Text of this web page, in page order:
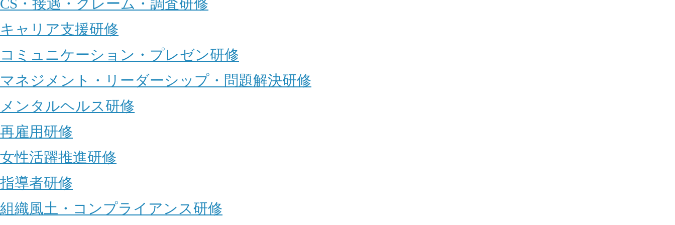
CS・接遇・クレーム・調査研修
キャリア支援研修
コミュニケーション・プレゼン研修
マネジメント・リーダーシップ・問題解決研修
メンタルヘルス研修
再雇用研修
女性活躍推進研修
指導者研修
組織風土・コンプライアンス研修